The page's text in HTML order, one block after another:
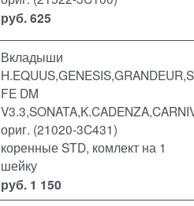
руб.625
Вкладыши
FE DM
ориг. (21020-3C431)
коренные STD, комлект на 1
шейку
руб. 1 150